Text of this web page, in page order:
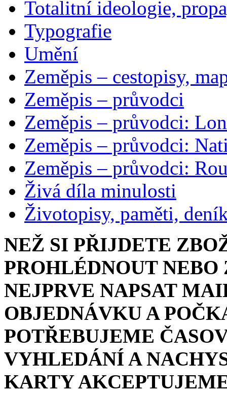
Totalitní ideologie,
Typografie
Umění
Zeměpis – cestopisy,
Zeměpis – průvodci
Zeměpis – průvodci:
Zeměpis – průvodci:
Zeměpis – průvodci:
Živá díla minulosti
Životopisy, paměti,
NEŽ SI PŘIJDETE
PROHLÉDNOUT
NEJPRVE NAPSAT
OBJEDNÁVKU A
POTŘEBUJEME
VYHLEDÁNÍ A
KARTY